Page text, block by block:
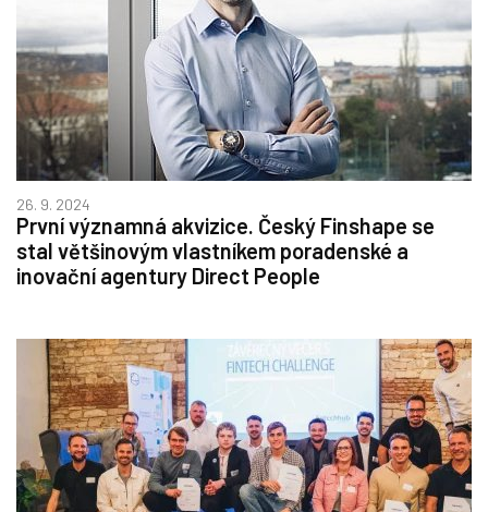
26. 9. 2024
První významná akvizice. Český Finshape se
stal většinovým vlastníkem poradenské a
inovační agentury Direct People